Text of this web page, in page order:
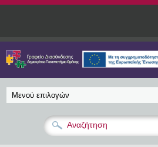
Παράκαμψη προς το κυρίως περιεχόμενο